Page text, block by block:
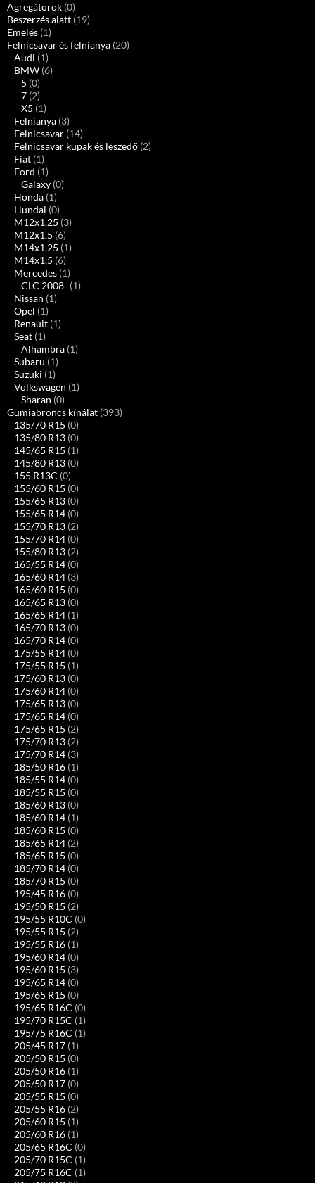
Agregátorok (0)
Beszerzés alatt (19)
Emelés (1)
Felnicsavar és felnianya (20)
Audi (1)
BMW (6)
5 (0)
7 (2)
X5 (1)
Felnianya (3)
Felnicsavar (14)
Felnicsavar kupak és leszedő (2)
Fiat (1)
Ford (1)
Galaxy (0)
Honda (1)
Hundai (0)
M12x1.25 (3)
M12x1.5 (6)
M14x1.25 (1)
M14x1.5 (6)
Mercedes (1)
CLC 2008- (1)
Nissan (1)
Opel (1)
Renault (1)
Seat (1)
Alhambra (1)
Subaru (1)
Suzuki (1)
Volkswagen (1)
Sharan (0)
Gumiabroncs kínálat (393)
135/70 R15 (0)
135/80 R13 (0)
145/65 R15 (1)
145/80 R13 (0)
155 R13C (0)
155/60 R15 (0)
155/65 R13 (0)
155/65 R14 (0)
155/70 R13 (2)
155/70 R14 (0)
155/80 R13 (2)
165/55 R14 (0)
165/60 R14 (3)
165/60 R15 (0)
165/65 R13 (0)
165/65 R14 (1)
165/70 R13 (0)
165/70 R14 (0)
175/55 R14 (0)
175/55 R15 (1)
175/60 R13 (0)
175/60 R14 (0)
175/65 R13 (0)
175/65 R14 (0)
175/65 R15 (2)
175/70 R13 (2)
175/70 R14 (3)
185/50 R16 (1)
185/55 R14 (0)
185/55 R15 (0)
185/60 R13 (0)
185/60 R14 (1)
185/60 R15 (0)
185/65 R14 (2)
185/65 R15 (0)
185/70 R14 (0)
185/70 R15 (0)
195/45 R16 (0)
195/50 R15 (2)
195/55 R10C (0)
195/55 R15 (2)
195/55 R16 (1)
195/60 R14 (0)
195/60 R15 (3)
195/65 R14 (0)
195/65 R15 (0)
195/65 R16C (0)
195/70 R15C (1)
195/75 R16C (1)
205/45 R17 (1)
205/50 R15 (0)
205/50 R16 (1)
205/50 R17 (0)
205/55 R15 (0)
205/55 R16 (2)
205/60 R15 (1)
205/60 R16 (1)
205/65 R16C (0)
205/70 R15C (1)
205/75 R16C (1)